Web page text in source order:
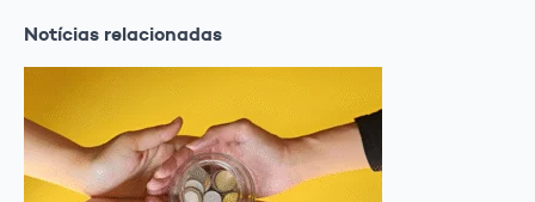
Notícias relacionadas